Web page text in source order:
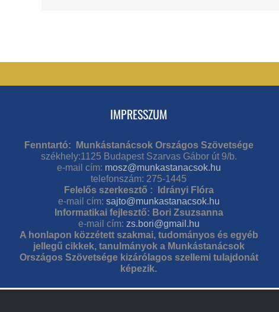
IMPRESSZUM
Fenntartó: Munkástanácsok Országos Szövetsége
székhely:1125 Budapest Szarvas Gábor út 9/b.
e-mail cím: mosz@munkastanacsok.hu
telefonszám: 275-1445
Felelős szerkesztő : Idrányi Flóra
e-mail cím: sajto@munkastanacsok.hu
Informatikai fejlesztő: Bori Zsuzsanna
e-mail cím: zs.bori@gmail.hu
A honlapon közzétett szakmai, tudományos és egyéb
jellegű cikkek, tanulmányok a Munkástanácsok
Országos Szövetsége kizárólagos szellemi tulajdonát
képezik.